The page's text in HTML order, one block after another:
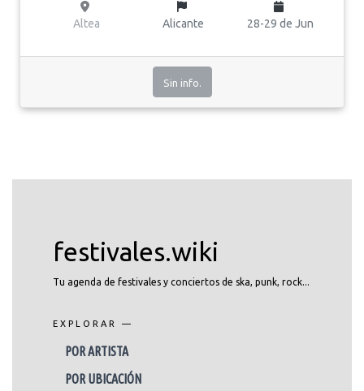
Altea Alicante 28-29 de Jun
Sin info.
festivales.wiki
Tu agenda de festivales y conciertos de ska, punk, rock...
EXPLORAR —
POR ARTISTA
POR UBICACIÓN